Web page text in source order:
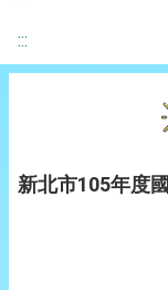
:::
新北市105年度